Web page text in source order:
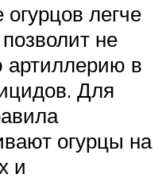
легче
не
артиллерию в
Для
огурцы на
и